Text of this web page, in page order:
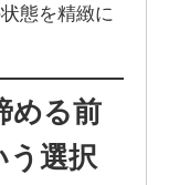
態を精緻に
める前
う選択